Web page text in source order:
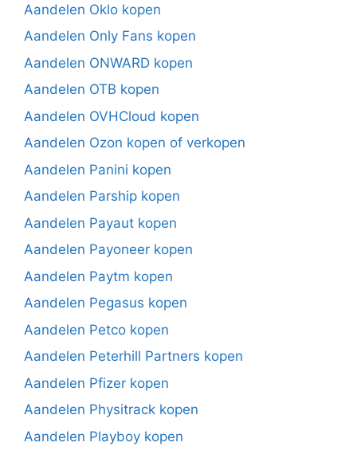
Aandelen Oklo kopen
Aandelen Only Fans kopen
Aandelen ONWARD kopen
Aandelen OTB kopen
Aandelen OVHCloud kopen
Aandelen Ozon kopen of verkopen
Aandelen Panini kopen
Aandelen Parship kopen
Aandelen Payaut kopen
Aandelen Payoneer kopen
Aandelen Paytm kopen
Aandelen Pegasus kopen
Aandelen Petco kopen
Aandelen Peterhill Partners kopen
Aandelen Pfizer kopen
Aandelen Physitrack kopen
Aandelen Playboy kopen